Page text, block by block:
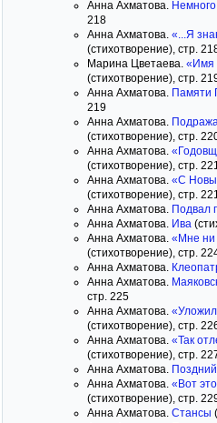
Анна Ахматова.
218
Анна Ахматова. «...Я
(стихотворение), стр.
Марина Цветаева. «Имя
(стихотворение), стр.
Анна Ахматова. Памяти
219
Анна Ахматова.
(стихотворение), стр.
Анна Ахматова.
(стихотворение), стр.
Анна Ахматова. «С
(стихотворение), стр.
Анна Ахматова. Подвал
Анна Ахматова. Ива
Анна Ахматова. «Мне ни
(стихотворение), стр.
Анна Ахматова.
Анна Ахматова.
стр. 225
Анна Ахматова.
(стихотворение), стр.
Анна Ахматова. «Так
(стихотворение), стр.
Анна Ахматова.
Анна Ахматова. «Вот
(стихотворение), стр.
Анна Ахматова. Стансы